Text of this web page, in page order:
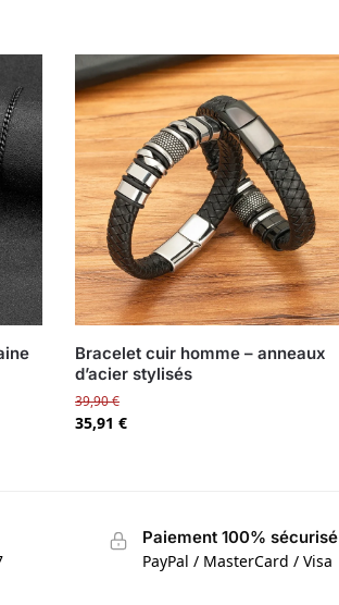
Bracelet cuir homme – anneaux
d’acier stylisés
39,90€
35,91€
Paiement 100% sécurisé
PayPal / MasterCard / Visa